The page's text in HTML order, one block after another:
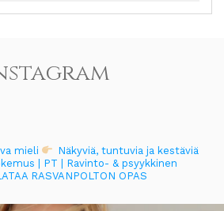
mieli
Näkyviä, tuntuvia ja kestäviä
| PT | Ravinto- & psyykkinen
RASVANPOLTON OPAS